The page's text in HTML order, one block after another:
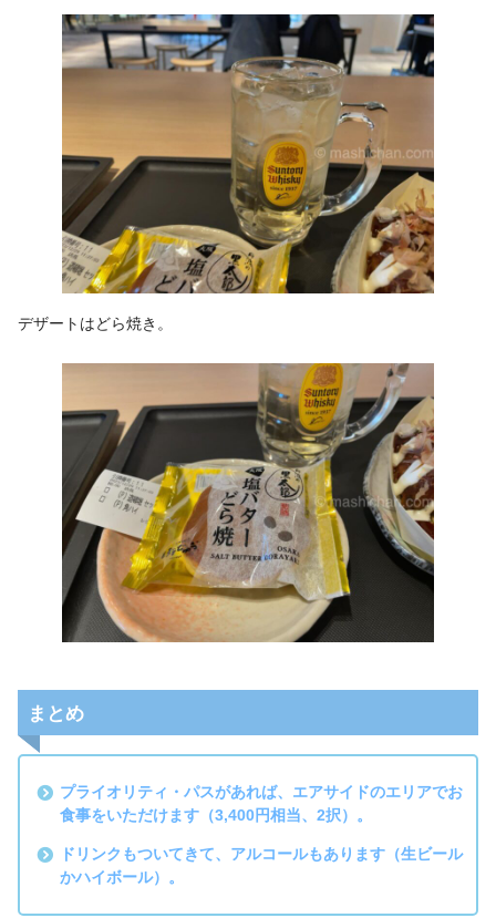
デザートはどら焼き。
まとめ
プライオリティ・パスがあれば、エアサイドのエリアでお
食事をいただけます（3,400円相当、2択）。
ドリンクもついてきて、アルコールもあります（生ビール
かハイボール）。